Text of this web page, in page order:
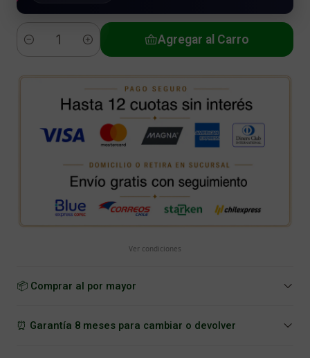
Cantidad
Agregar al Carro
Ver condiciones
📦 Comprar al por mayor
⏰ Garantía 8 meses para cambiar o devolver